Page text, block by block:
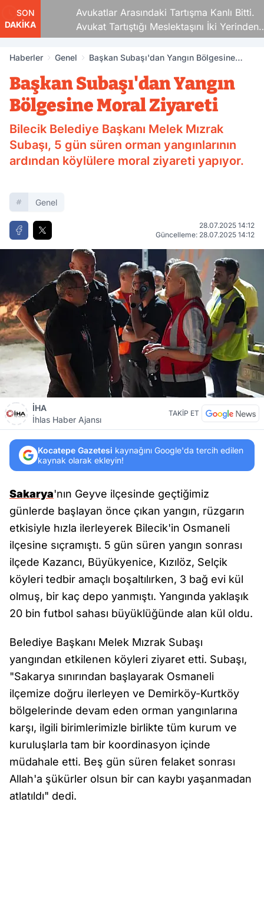
SON
DAKİKA
Avukatlar Arasındaki Tartışma Kanlı Bitti.
Avukat Tartıştığı Meslektaşını İki Yerinden
Vurdu
Haberler Genel
Başkan Subaşı'dan Yangın Bölgesine
Başkan Subaşı'dan Yangın
Bölgesine Moral Ziyareti
Bilecik Belediye Başkanı Melek Mızrak
Subaşı, 5 gün süren orman yangınlarının
ardından köylülere moral ziyareti yapıyor.
Genel
28.07.2025 14:12
Güncelleme: 28.07.2025 14:12
İHA
İhlas Haber Ajansı
TAKİP ET
Kocatepe Gazetesi kaynağını Google'da tercih edilen
kaynak olarak ekleyin!
Sakarya'nın Geyve ilçesinde geçtiğimiz
günlerde başlayan önce çıkan yangın, rüzgarın
etkisiyle hızla ilerleyerek Bilecik'in Osmaneli
ilçesine sıçramıştı. 5 gün süren yangın sonrası
ilçede Kazancı, Büyükyenice, Kızılöz, Selçik
köyleri tedbir amaçlı boşaltılırken, 3 bağ evi kül
olmuş, bir kaç depo yanmıştı. Yangında yaklaşık
20 bin futbol sahası büyüklüğünde alan kül oldu.
Belediye Başkanı Melek Mızrak Subaşı
yangından etkilenen köyleri ziyaret etti. Subaşı,
"Sakarya sınırından başlayarak Osmaneli
ilçemize doğru ilerleyen ve Demirköy-Kurtköy
bölgelerinde devam eden orman yangınlarına
karşı, ilgili birimlerimizle birlikte tüm kurum ve
kuruluşlarla tam bir koordinasyon içinde
müdahale etti. Beş gün süren felaket sonrası
Allah'a şükürler olsun bir can kaybı yaşanmadan
atlatıldı" dedi.